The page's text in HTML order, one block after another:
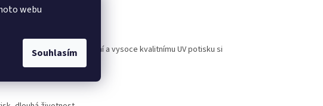
webu
Souhlasím
TOP provedení
oboustrannému lakování a vysoce kvalitnímu UV potisku si